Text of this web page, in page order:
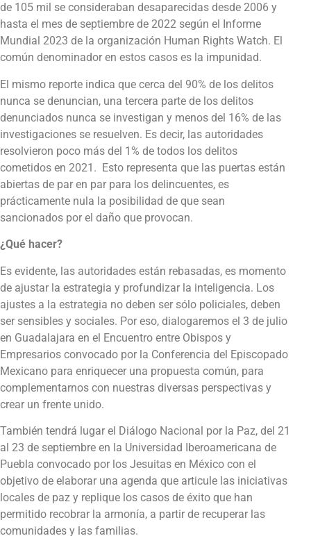
de 105 mil se consideraban desaparecidas desde 2006 y
hasta el mes de septiembre de 2022 según el Informe
Mundial 2023 de la organización Human Rights Watch. El
común denominador en estos casos es la impunidad.
El mismo reporte indica que cerca del 90% de los delitos
nunca se denuncian, una tercera parte de los delitos
denunciados nunca se investigan y menos del 16% de las
investigaciones se resuelven. Es decir, las autoridades
resolvieron poco más del 1% de todos los delitos
cometidos en 2021. Esto representa que las puertas están
abiertas de par en par para los delincuentes, es
prácticamente nula la posibilidad de que sean
sancionados por el daño que provocan.
¿Qué hacer?
Es evidente, las autoridades están rebasadas, es momento
de ajustar la estrategia y profundizar la inteligencia. Los
ajustes a la estrategia no deben ser sólo policiales, deben
ser sensibles y sociales. Por eso, dialogaremos el 3 de julio
en Guadalajara en el Encuentro entre Obispos y
Empresarios convocado por la Conferencia del Episcopado
Mexicano para enriquecer una propuesta común, para
complementarnos con nuestras diversas perspectivas y
crear un frente unido.
También tendrá lugar el Diálogo Nacional por la Paz, del 21
al 23 de septiembre en la Universidad Iberoamericana de
Puebla convocado por los Jesuitas en México con el
objetivo de elaborar una agenda que articule las iniciativas
locales de paz y replique los casos de éxito que han
permitido recobrar la armonía, a partir de recuperar las
comunidades y las familias.